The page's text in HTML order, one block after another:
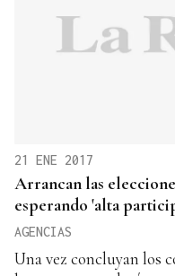
21 ENE 2017
Arrancan las
esperando 'alta
AGENCIAS
Una vez concluyan los